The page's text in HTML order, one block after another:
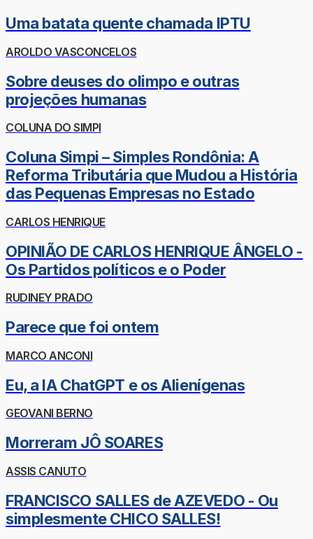
Uma batata quente chamada IPTU
AROLDO VASCONCELOS
Sobre deuses do olimpo e outras
projeções humanas
COLUNA DO SIMPI
Coluna Simpi – Simples Rondônia: A
Reforma Tributária que Mudou a História
das Pequenas Empresas no Estado
CARLOS HENRIQUE
OPINIÃO DE CARLOS HENRIQUE ÂNGELO -
Os Partidos políticos e o Poder
RUDINEY PRADO
Parece que foi ontem
MARCO ANCONI
Eu, a IA ChatGPT e os Alienígenas
GEOVANI BERNO
Morreram JÔ SOARES
ASSIS CANUTO
FRANCISCO SALLES de AZEVEDO - Ou
simplesmente CHICO SALLES!